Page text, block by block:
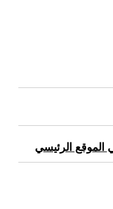
الموقع الرئيسي